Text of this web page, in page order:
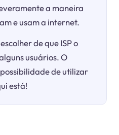
a maneira
e usam a internet.
de que ISP o
usuários. O
de utilizar
está!